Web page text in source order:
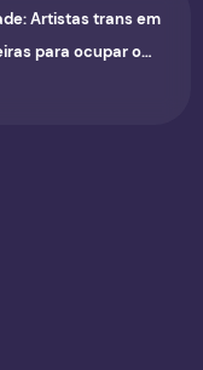
Artistas trans em
para ocupar o